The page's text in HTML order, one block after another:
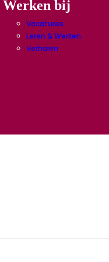
Werken bij
Vacatures
Leren & Werken
Verhalen